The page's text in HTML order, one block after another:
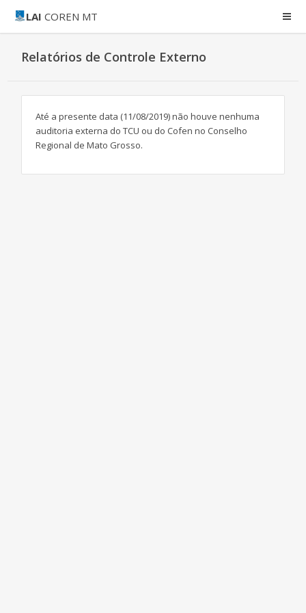
LAI COREN MT
Relatórios de Controle Externo
Até a presente data (11/08/2019) não houve nenhuma
auditoria externa do TCU ou do Cofen no Conselho
Regional de Mato Grosso.